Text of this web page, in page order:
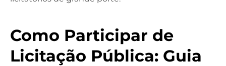
Como Participar de
Licitação Pública: Guia